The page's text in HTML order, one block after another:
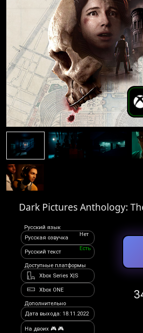
Dark Pictures Anthology:
Русский язык
Русская озвучка
Нет
Русский текст
Есть
Доступные платформы
Xbox Series X|S
Xbox ONE
Дополнительно
Дата выхода: 18.11.2022
На двоих 🎮 🎮